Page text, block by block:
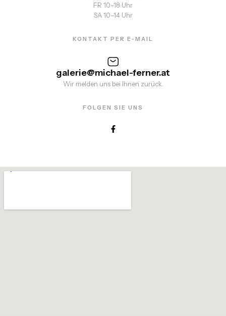
FR 10–18 Uhr
SA 10–14 Uhr
KONTAKT PER E-MAIL
galerie@michael-ferner.at
Wir melden uns bei Ihnen zurück.
FOLGEN SIE UNS